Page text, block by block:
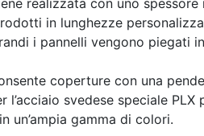
realizzata con uno
in lunghezze
i pannelli vengono
coperture con una
l’acciaio svedese speciale
un’ampia gamma di colori.